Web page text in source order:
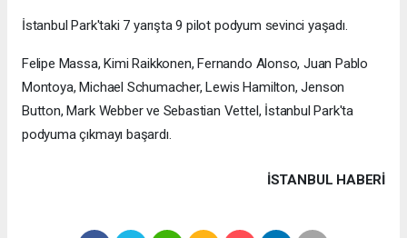
İstanbul Park'taki 7 yarışta 9 pilot podyum sevinci yaşadı.
Felipe Massa, Kimi Raikkonen, Fernando Alonso, Juan Pablo
Montoya, Michael Schumacher, Lewis Hamilton, Jenson
Button, Mark Webber ve Sebastian Vettel, İstanbul Park'ta
podyuma çıkmayı başardı.
İSTANBUL HABERİ